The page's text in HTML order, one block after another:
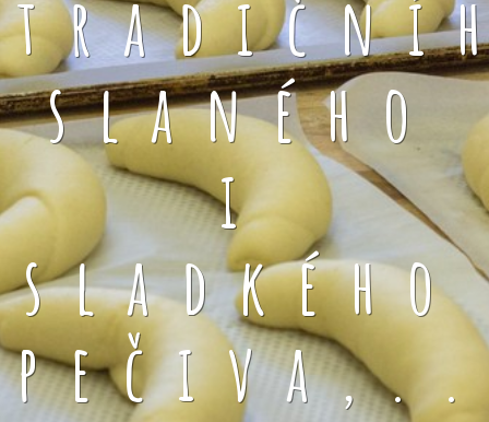
slaného
i
sladkého